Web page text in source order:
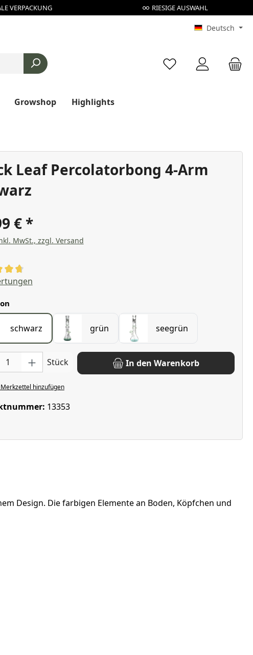
VERPACKUNG RIESIGE AUSWAHL
Deutsch
Du hast 0 Produkte
Growshop Highlights
Leaf Percolatorbong 4-Arm
€
MwSt., zzgl. Versand
Bewertung von 4.67 von 5 Sternen
auswählen
schwarz grün seegrün
Anzahl: Gib den gewünschten Wert ein oder benutze die Schaltflächen
Stück In den Warenkorb
hinzufügen
13353
Design. Die farbigen Elemente an Boden, Köpfchen und